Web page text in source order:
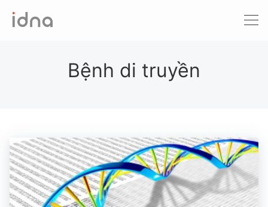
Xét nghiệm ADN
Bệnh tan máu Thalassemia
Xét nghiệm động vật
Bệnh di truyền